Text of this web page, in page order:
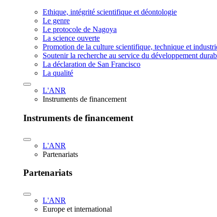
Ethique, intégrité scientifique et déontologie
Le genre
Le protocole de Nagoya
La science ouverte
Promotion de la culture scientifique, technique et
Soutenir la recherche au service du développement
La déclaration de San Francisco
La qualité
L'ANR
Instruments de financement
Instruments de financement
L'ANR
Partenariats
Partenariats
L'ANR
Europe et international